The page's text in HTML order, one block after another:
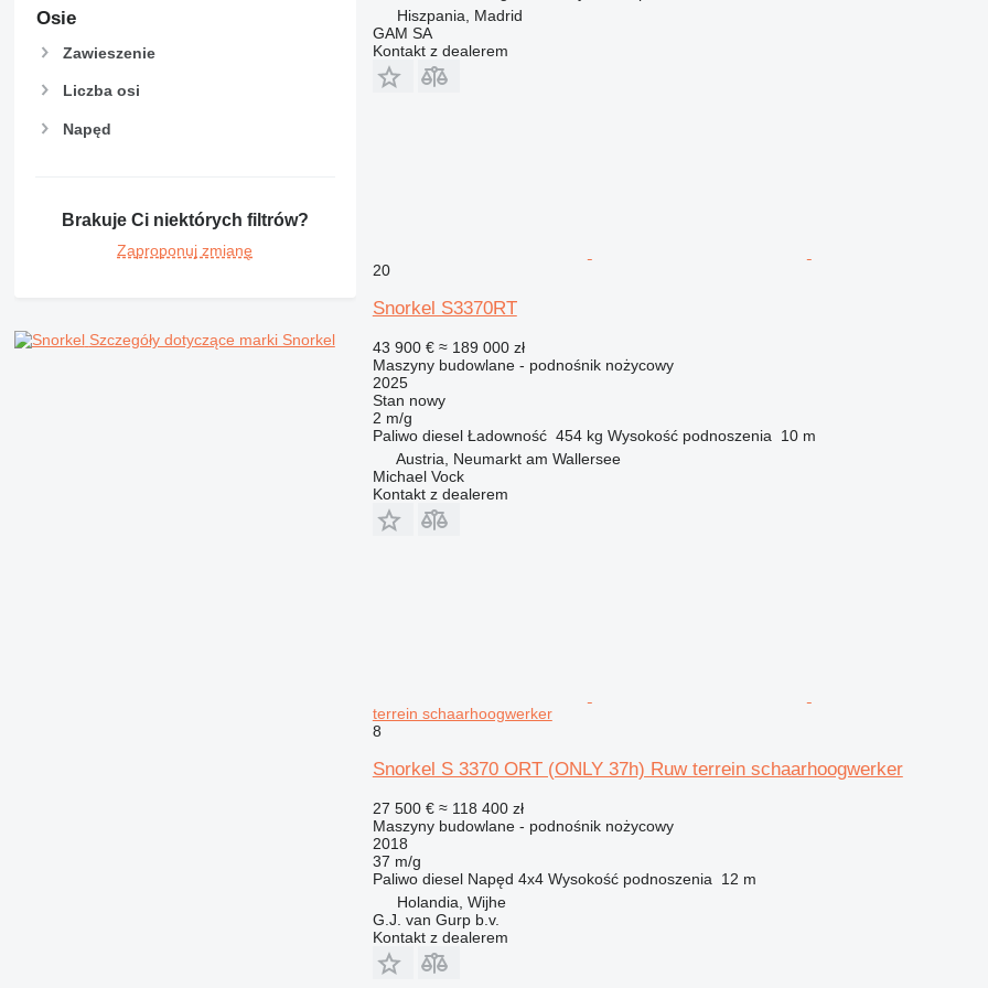
Osie
Zawieszenie
Liczba osi
Napęd
Brakuje Ci niektórych filtrów?
Zaproponuj zmianę
Szczegóły dotyczące marki Snorkel
Hiszpania, Madrid
GAM SA
Kontakt z dealerem
20
Snorkel S3370RT
43 900 € ≈ 189 000 zł
Maszyny budowlane - podnośnik nożycowy
2025
Stan nowy
2 m/g
Paliwo diesel Ładowność 454 kg Wysokość podnoszenia
10 m
Austria, Neumarkt am Wallersee
Michael Vock
Kontakt z dealerem
terrein schaarhoogwerker
8
Snorkel S 3370 ORT (ONLY 37h) Ruw terrein schaarhoogwerker
27 500 € ≈ 118 400 zł
Maszyny budowlane - podnośnik nożycowy
2018
37 m/g
Paliwo diesel Napęd 4x4 Wysokość podnoszenia
12 m
Holandia, Wijhe
G.J. van Gurp b.v.
Kontakt z dealerem